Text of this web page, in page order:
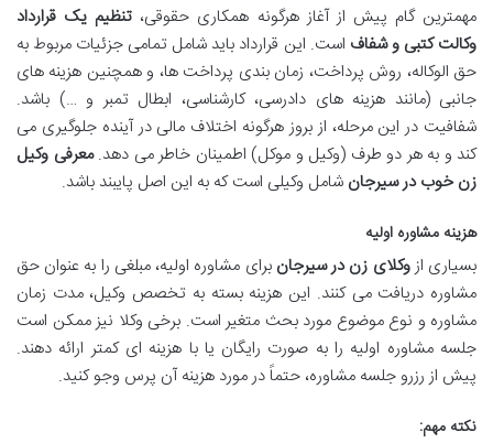
مهمترین گام پیش از آغاز هرگونه همکاری حقوقی، تنظیم یک قرارداد
وکالت کتبی و شفاف است. این قرارداد باید شامل تمامی جزئیات مربوط به
حق الوکاله، روش پرداخت، زمان بندی پرداخت ها، و همچنین هزینه های
جانبی (مانند هزینه های دادرسی، کارشناسی، ابطال تمبر و …) باشد.
شفافیت در این مرحله، از بروز هرگونه اختلاف مالی در آینده جلوگیری می
کند و به هر دو طرف (وکیل و موکل) اطمینان خاطر می دهد.معرفی وکیل
زن خوب در سیرجان شامل وکیلی است که به این اصل پایبند باشد.
هزینه مشاوره اولیه
بسیاری ازوکلای زن در سیرجان برای مشاوره اولیه، مبلغی را به عنوان حق
مشاوره دریافت می کنند. این هزینه بسته به تخصص وکیل، مدت زمان
مشاوره و نوع موضوع مورد بحث متغیر است. برخی وکلا نیز ممکن است
جلسه مشاوره اولیه را به صورت رایگان یا با هزینه ای کمتر ارائه دهند.
پیش از رزرو جلسه مشاوره، حتماً در مورد هزینه آن پرس وجو کنید.
نکته مهم: